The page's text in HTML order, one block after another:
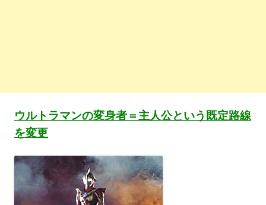
ウルトラマンの変身者＝主人公という既定路線
を変更